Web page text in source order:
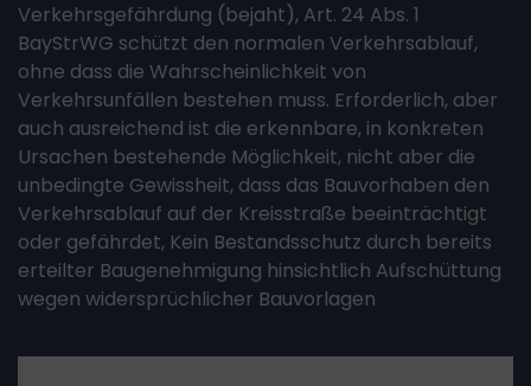
Verkehrsgefährdung (bejaht), Art. 24 Abs. 1
BayStrWG schützt den normalen Verkehrsablauf,
ohne dass die Wahrscheinlichkeit von
Verkehrsunfällen bestehen muss. Erforderlich, aber
auch ausreichend ist die erkennbare, in konkreten
Ursachen bestehende Möglichkeit, nicht aber die
unbedingte Gewissheit, dass das Bauvorhaben den
Verkehrsablauf auf der Kreisstraße beeinträchtigt
oder gefährdet, Kein Bestandsschutz durch bereits
erteilter Baugenehmigung hinsichtlich Aufschüttung
wegen widersprüchlicher Bauvorlagen